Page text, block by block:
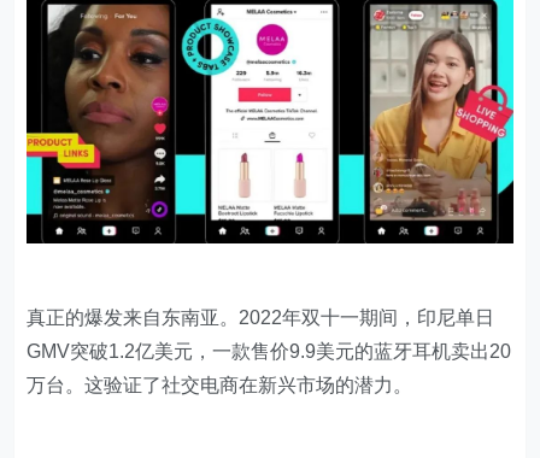
真正的爆发来自东南亚。2022年双十一期间，印尼单日
GMV突破1.2亿美元，一款售价9.9美元的蓝牙耳机卖出20
万台。这验证了社交电商在新兴市场的潜力。